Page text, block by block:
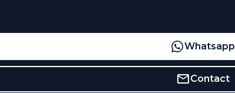
Whatsapp
Contact